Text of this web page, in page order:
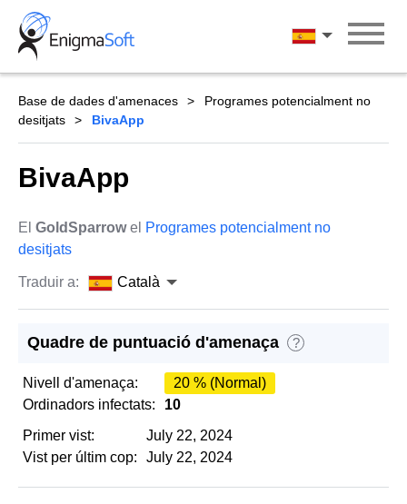
Skip
content
Català
Base de dades d'amenaces
Programes potencialment no
desitjats
BivaApp
BivaApp
El GoldSparrowel
Programes potencialment no
desitjats
Traduir a: Català
Quadre de puntuació d'amenaça ?
Nivell d'amenaça:
20 % (Normal)
Ordinadors infectats:
10
Primer vist:
July 22, 2024
Vist per últim cop:
July 22, 2024